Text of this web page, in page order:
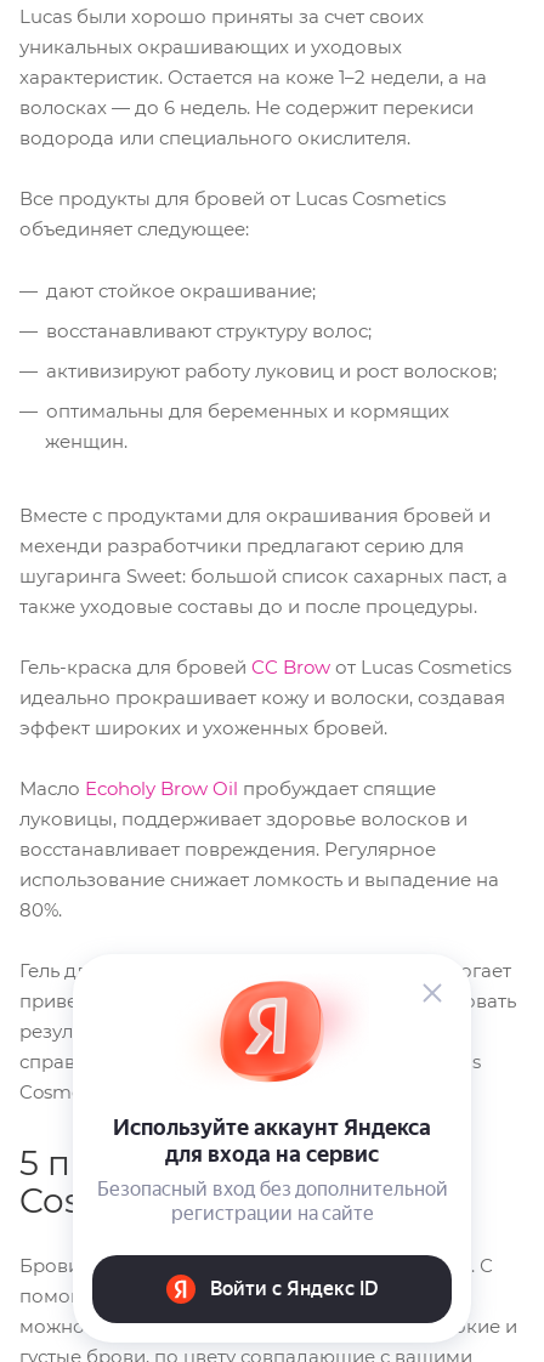
Lucas были хорошо приняты за счет своих
уникальных окрашивающих и уходовых
характеристик. Остается на коже 1–2 недели, а на
волосках — до 6 недель. Не содержит перекиси
водорода или специального окислителя.
Все продукты для бровей от Lucas Cosmetics
объединяет следующее:
дают стойкое окрашивание;
восстанавливают структуру волос;
активизируют работу луковиц и рост волосков;
оптимальны для беременных и кормящих
женщин.
Вместе с продуктами для окрашивания бровей и
мехенди разработчики предлагают серию для
шугаринга Sweet: большой список сахарных паст, а
также уходовые составы до и после процедуры.
Гель-краска для бровей CC Brow от Lucas Cosmetics
идеально прокрашивает кожу и волоски, создавая
эффект широких и ухоженных бровей.
Масло Ecoholy Brow Oil пробуждает спящие
луковицы, поддерживает здоровье волосков и
восстанавливает повреждения. Регулярное
использование снижает ломкость и выпадение на
80%.
Гель для бровей
помогает
привести брови в порядок и крепко зафиксировать
результат. С той же самой задачей отлично
справляется мыло
Styling Soap, CC Brow
от Lucas
Cosmetics.
5 причин купить Lucas
Cosmetics в Pink Girl
Брови требуют не меньшего ухода, чем волосы. С
помощью современных средств на основе хны
можно совершенно безопасно получить широкие и
густые брови, по цвету совпадающие с вашими